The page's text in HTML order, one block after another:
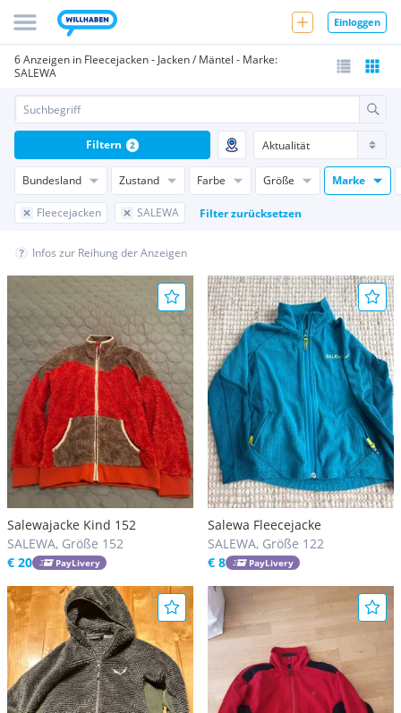
Einloggen
6 Anzeigen in Fleecejacken - Jacken / Mäntel - Marke:
SALEWA
Bundesland Zustand Farbe Größe Marke
Fleecejacken SALEWA Filter zurücksetzen
Filtern 2
Infos zur Reihung der Anzeigen
Salewajacke Kind 152
SALEWA, Größe 152
€ 20
PayLivery
Salewa Fleecejacke
SALEWA, Größe 122
€ 8
PayLivery